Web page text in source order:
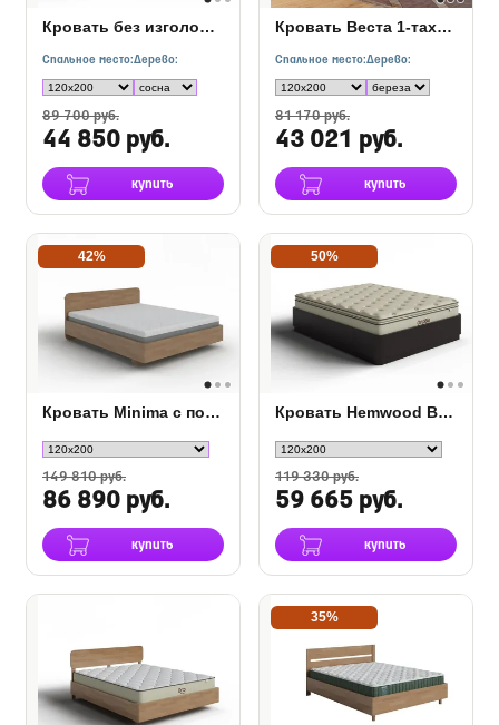
Кровать без изголовья Hemwood Base
Спальное место:Дерево:
89 700 руб.
44 850 руб.
купить
Кровать Веста 1-тахта-R Береза
Спальное место:Дерево:
81 170 руб.
43 021 руб.
купить
42%
Кровать Minima с полкой и подъемным механизмом
149 810 руб.
86 890 руб.
купить
50%
Кровать Hemwood Base для основания с подъемным механизмом
119 330 руб.
59 665 руб.
купить
35%